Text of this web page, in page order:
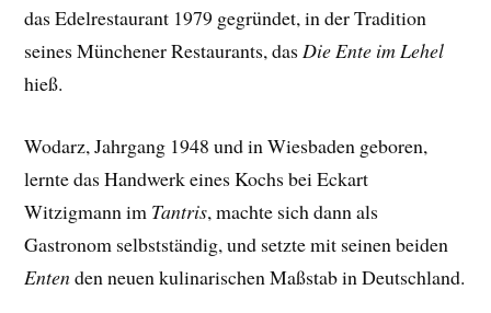
das Edelrestaurant 1979 gegründet, in der Tradition
seines Münchener Restaurants, dasDie Ente im Lehel
hieß.
Wodarz, Jahrgang 1948 und in Wiesbaden geboren,
lernte das Handwerk eines Kochs bei Eckart
Witzigmann im Tantris, machte sich dann als
Gastronom selbstständig, und setzte mit seinen beiden
Entenden neuen kulinarischen Maßstab in Deutschland.